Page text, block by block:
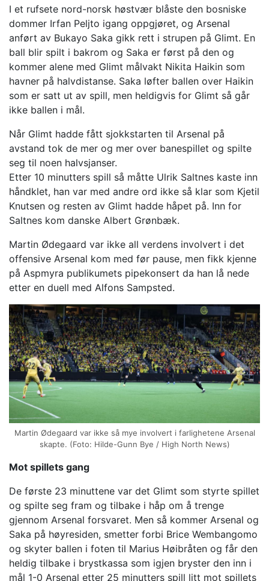
I et rufsete nord-norsk høstvær blåste den bosniske
dommer Irfan Peljto igang oppgjøret, og Arsenal
anført av Bukayo Saka gikk rett i strupen på Glimt. En
ball blir spilt i bakrom og Saka er først på den og
kommer alene med Glimt målvakt Nikita Haikin som
havner på halvdistanse. Saka løfter ballen over Haikin
som er satt ut av spill, men heldigvis for Glimt så går
ikke ballen i mål.
Når Glimt hadde fått sjokkstarten til Arsenal på
avstand tok de mer og mer over banespillet og spilte
seg til noen halvsjanser.
Etter 10 minutters spill så måtte Ulrik Saltnes kaste inn
håndklet, han var med andre ord ikke så klar som Kjetil
Knutsen og resten av Glimt hadde håpet på. Inn for
Saltnes kom danske Albert Grønbæk.
Martin Ødegaard var ikke all verdens involvert i det
offensive Arsenal kom med før pause, men fikk kjenne
på Aspmyra publikumets pipekonsert da han lå nede
etter en duell med Alfons Sampsted.
Martin Ødegaard var ikke så mye involvert i farlighetene Arsenal
skapte. (Foto: Hilde-Gunn Bye / High North News)
Mot spillets gang
De første 23 minuttene var det Glimt som styrte spillet
og spilte seg fram og tilbake i håp om å trenge
gjennom Arsenal forsvaret. Men så kommer Arsenal og
Saka på høyresiden, smetter forbi Brice Wembangomo
og skyter ballen i foten til Marius Høibråten og får den
heldig tilbake i brystkassa som igjen bryster den inn i
mål 1-0 Arsenal etter 25 minutters spill litt mot spillets